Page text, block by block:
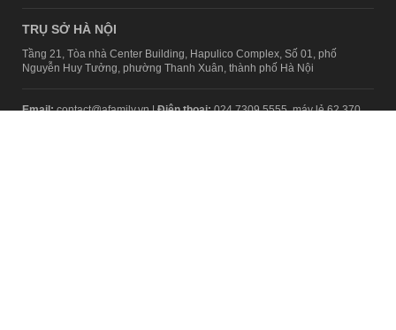
TRỤ SỞ HÀ NỘI
Tầng 21, Tòa nhà Center Building, Hapulico Complex, Số 01, phố
Nguyễn Huy Tưởng, phường Thanh Xuân, thành phố Hà Nội
Email:contact@afamily.vn |Điện thoại:024 7309 5555, máy lẻ 62.370